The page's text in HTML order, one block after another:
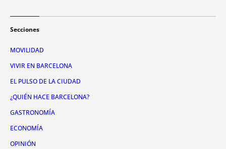
Secciones
MOVILIDAD
VIVIR EN BARCELONA
EL PULSO DE LA CIUDAD
¿QUIÉN HACE BARCELONA?
GASTRONOMÍA
ECONOMÍA
OPINIÓN